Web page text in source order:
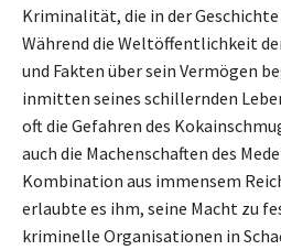
Kriminalität, die in der
Während die Weltöffentlichkeit
und Fakten über sein Vermögen
inmitten seines schillernden
oft die Gefahren des
auch die Machenschaften des
Kombination aus immensem
erlaubte es ihm, seine Macht zu
kriminelle Organisationen in